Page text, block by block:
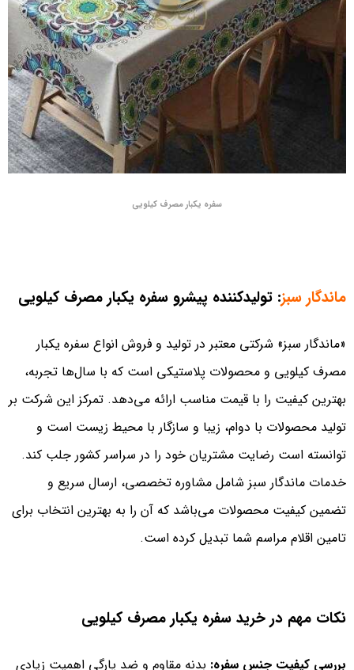
سفره یکبار مصرف کیلویی
ماندگار سبز: تولیدکننده پیشرو سفره یکبار مصرف کیلویی
«ماندگار سبز» شرکتی معتبر در تولید و فروش انواع سفره یکبار
مصرف کیلویی و محصولات پلاستیکی است که با سال‌ها تجربه،
بهترین کیفیت را با قیمت مناسب ارائه می‌دهد. تمرکز این شرکت بر
تولید محصولات با دوام، زیبا و سازگار با محیط زیست است و
توانسته است رضایت مشتریان خود را در سراسر کشور جلب کند.
خدمات ماندگار سبز شامل مشاوره تخصصی، ارسال سریع و
تضمین کیفیت محصولات می‌باشد که آن را به بهترین انتخاب برای
تامین اقلام مراسم شما تبدیل کرده است.
نکات مهم در خرید سفره یکبار مصرف کیلویی
بررسی کیفیت جنس سفره: بدنه مقاوم و ضد پارگی اهمیت زیادی